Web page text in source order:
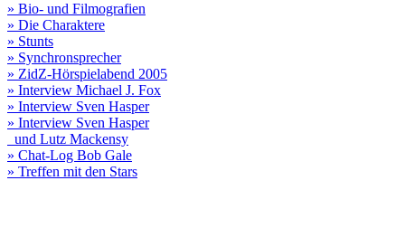
» Bio- und Filmografien
» Die Charaktere
» Stunts
» Synchronsprecher
» ZidZ-Hörspielabend 2005
» Interview Michael J. Fox
» Interview Sven Hasper
» Interview Sven Hasper
und Lutz Mackensy
» Chat-Log Bob Gale
» Treffen mit den Stars